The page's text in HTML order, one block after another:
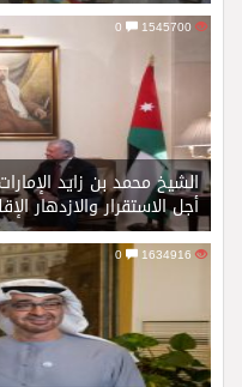
الشيخ محمد بن زايد
أجل الاستقرار والازدهار